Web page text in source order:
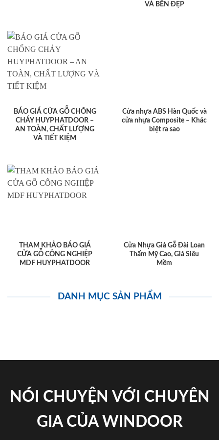
VÀ BỀN ĐẸP
BÁO GIÁ CỬA GỖ CHỐNG
CHÁY HUYPHATDOOR –
AN TOÀN, CHẤT LƯỢNG
VÀ TIẾT KIỆM
Cửa nhựa ABS Hàn Quốc và
cửa nhựa Composite – Khác
biệt ra sao
THAM KHẢO BÁO GIÁ
CỬA GỖ CÔNG NGHIỆP
MDF HUYPHATDOOR
Cửa Nhựa Giả Gỗ Đài Loan
Thẩm Mỹ Cao, Giá Siêu
Mềm
DANH MỤC SẢN PHẨM
NÓI CHUYỆN VỚI CHUYÊN
GIA CỦA WINDOOR